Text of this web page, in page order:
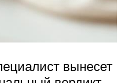
вынесет